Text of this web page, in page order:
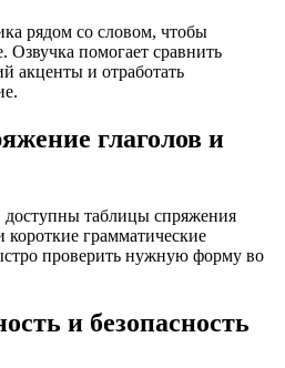
рядом со словом, чтобы
помогает сравнить
акценты и отработать
глаголов и
таблицы спряжения
короткие грамматические
проверить нужную форму во
и безопасность